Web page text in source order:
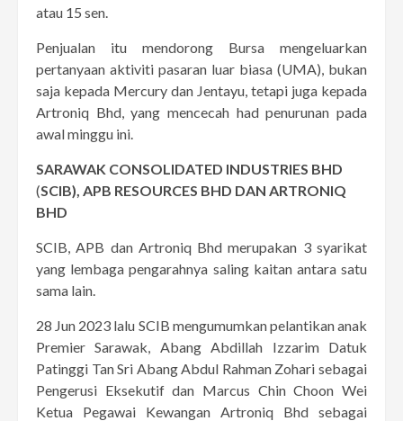
atau 15 sen.
Penjualan itu mendorong Bursa mengeluarkan
pertanyaan aktiviti pasaran luar biasa (UMA), bukan
saja kepada Mercury dan Jentayu, tetapi juga kepada
Artroniq Bhd, yang mencecah had penurunan pada
awal minggu ini.
SARAWAK CONSOLIDATED INDUSTRIES BHD
(SCIB), APB RESOURCES BHD DAN ARTRONIQ
BHD
SCIB, APB dan Artroniq Bhd merupakan 3 syarikat
yang lembaga pengarahnya saling kaitan antara satu
sama lain.
28 Jun 2023 lalu SCIB mengumumkan pelantikan anak
Premier Sarawak, Abang Abdillah Izzarim Datuk
Patinggi Tan Sri Abang Abdul Rahman Zohari sebagai
Pengerusi Eksekutif dan Marcus Chin Choon Wei
Ketua Pegawai Kewangan Artroniq Bhd sebagai